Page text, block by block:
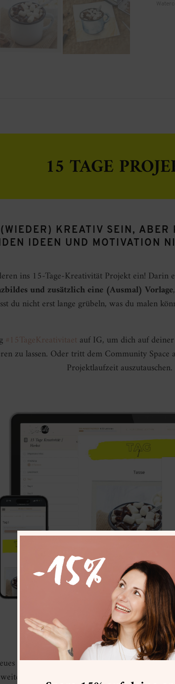
15 TAGE
KREATIV SEIN,
IDEEN UND MOTIVATION
ins 15-Tage-Kreativität Projekt ein! Darin
und zusätzlich eine (Ausmal) Vorlage
du nicht erst lange grübeln, was du malen
#15TageKreativitaet auf IG, um dich auf
zu lassen. Oder tritt dem Community
Projektlaufzeit auszutauschen.
Was ist neu?
Verhaltennach ungefähr 30 Tagen zur
dranbleibst. Mit diesem Gedanken